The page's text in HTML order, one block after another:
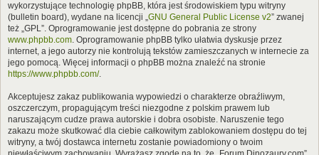
wykorzystujące technologię phpBB, która jest środowiskiem typu witryny
(bulletin board), wydane na licencji „GNU General Public License v2” zwanej
też „GPL”. Oprogramowanie jest dostępne do pobrania ze strony
www.phpbb.com. Oprogramowanie phpBB tylko ułatwia dyskusje przez
internet, a jego autorzy nie kontrolują tekstów zamieszczanych w internecie za
jego pomocą. Więcej informacji o phpBB można znaleźć na stronie
https://www.phpbb.com/.
Akceptujesz zakaz publikowania wypowiedzi o charakterze obraźliwym,
oszczerczym, propagującym treści niezgodne z polskim prawem lub
naruszającym cudze prawa autorskie i dobra osobiste. Naruszenie tego
zakazu może skutkować dla ciebie całkowitym zablokowaniem dostępu do tej
witryny, a twój dostawca internetu zostanie powiadomiony o twoim